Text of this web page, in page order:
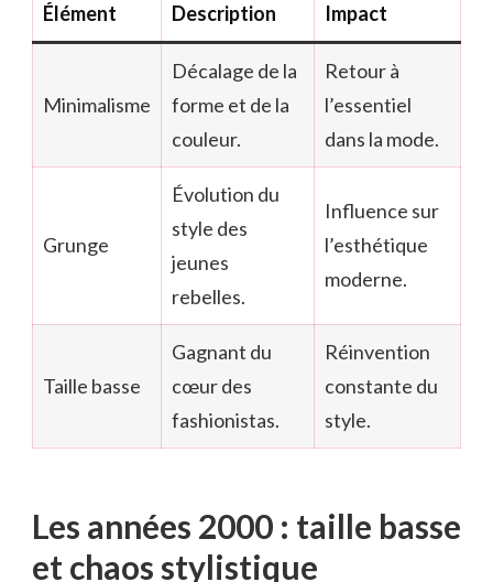
Élément Description Impact
Minimalisme
Décalage de la
forme et de la
couleur.
Retour à
l’essentiel
dans la mode.
Grunge
Évolution du
style des
jeunes
rebelles.
Influence sur
l’esthétique
moderne.
Taille basse
Gagnant du
cœur des
fashionistas.
Réinvention
constante du
style.
Les années 2000 : taille basse
et chaos stylistique